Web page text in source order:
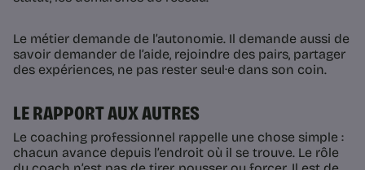
Le métier demande de l’autonomie. Il demande aussi de
savoir demander de l’aide, rejoindre des pairs, partager
des expériences, ne pas rester seul·e dans son coin.
LE RAPPORT AUX AUTRES
Le coaching professionnel rappelle une chose simple :
chacun avance depuis l’endroit où il se trouve. Le rôle